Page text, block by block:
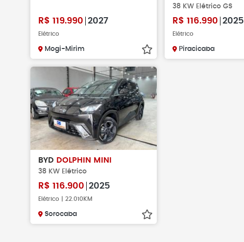
R$ 119.990 2027
Elétrico
Mogi-Mirim
38 KW Elétrico GS
R$ 116.990 2025
Elétrico
Piracicaba
BYD DOLPHIN MINI
38 KW Elétrico
R$ 116.900 2025
Elétrico | 22.010KM
Sorocaba